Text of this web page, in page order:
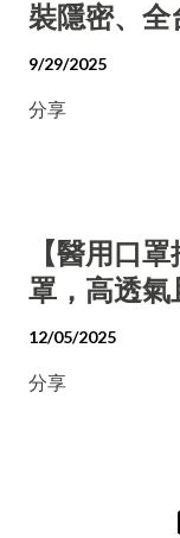
裝隱密、
9/29/2025
分享
【醫用口
罩，高透氣
12/05/2025
分享